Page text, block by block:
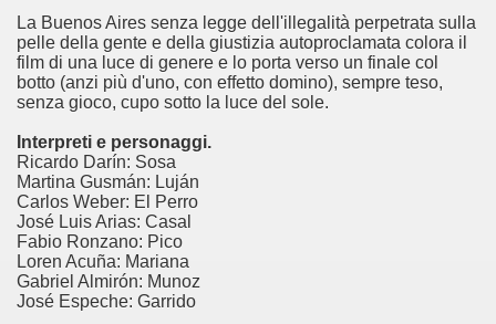
La Buenos Aires senza legge dell'illegalità perpetrata sulla
pelle della gente e della giustizia autoproclamata colora il
film di una luce di genere e lo porta verso un finale col
botto (anzi più d'uno, con effetto domino), sempre teso,
senza gioco, cupo sotto la luce del sole.
Interpreti e personaggi.
Ricardo Darín: Sosa
Martina Gusmán: Luján
Carlos Weber: El Perro
José Luis Arias: Casal
Fabio Ronzano: Pico
Loren Acuña: Mariana
Gabriel Almirón: Munoz
José Espeche: Garrido
e nel sogno di dominio della camorra.
40 milioni di insetti appositamente allevati.
Dark Secret – Rhapsody of Fire.
Se Ti Piacciono nel mese di Luglio 2013.